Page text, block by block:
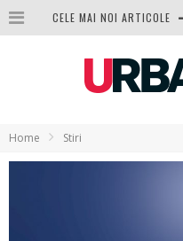
CELE MAI NOI ARTICOLE
Home Stiri